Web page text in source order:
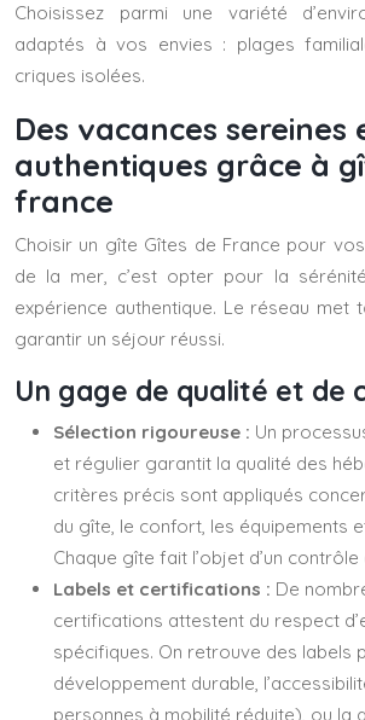
Choisissez parmi une variété
adaptés à vos envies : plages
criques isolées.
Des vacances sereines
authentiques grâce à
france
Choisir un gîte Gîtes de France pour
de la mer, c’est opter pour la
expérience authentique. Le réseau
garantir un séjour réussi.
Un gage de qualité et de
Sélection rigoureuse : Un
et régulier garantit la qualité des
critères précis sont appliqués
du gîte, le confort, les équipements
Chaque gîte fait l’objet d’un contrôle
Labels et certifications : De
certifications attestent du respect
spécifiques. On retrouve des labels
développement durable,
personnes à mobilité réduite), ou la